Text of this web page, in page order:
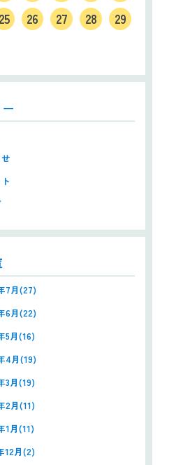
25 26 27 28
29
7月(27)
6月(22)
5月(16)
4月(19)
3月(19)
2月(11)
1月(11)
12月(2)